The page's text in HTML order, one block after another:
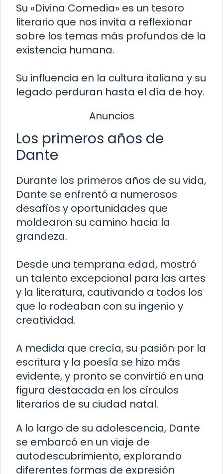
Su «Divina Comedia» es un tesoro
literario que nos invita a reflexionar
sobre los temas más profundos de la
existencia humana.
Su influencia en la cultura italiana y su
legado perduran hasta el día de hoy.
Anuncios
Los primeros años de
Dante
Durante los primeros años de su vida,
Dante se enfrentó a numerosos
desafíos y oportunidades que
moldearon su camino hacia la
grandeza.
Desde una temprana edad, mostró
un talento excepcional para las artes
y la literatura, cautivando a todos los
que lo rodeaban con su ingenio y
creatividad.
A medida que crecía, su pasión por la
escritura y la poesía se hizo más
evidente, y pronto se convirtió en una
figura destacada en los círculos
literarios de su ciudad natal.
A lo largo de su adolescencia, Dante
se embarcó en un viaje de
autodescubrimiento, explorando
diferentes formas de expresión